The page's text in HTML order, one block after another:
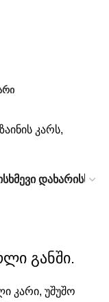
კარს,
განში.
კარი,უშუშო